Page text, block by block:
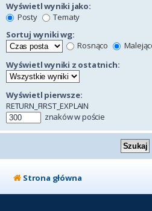
Wyświetl wyniki jako:
Posty
Tematy
Sortuj wyniki wg:
Rosnąco
Wyświetl wyniki z ostatnich:
Wyświetl pierwsze:
RETURN_FIRST_EXPLAIN
znaków w poście
Strona główna